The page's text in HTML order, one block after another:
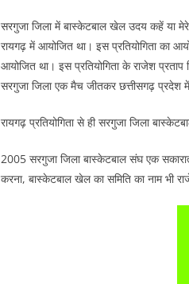
सरगुजा जिला में बास्केटबाल खेल उदय कहें या मेरे
रायगढ़ में आयोजित था। इस प्रतियोगिता का
आयोजित था। इस प्रतियोगिता के राजेश
सरगुजा जिला एक मैच जीतकर छत्तीसगढ़ प्रदेश
रायगढ़ प्रतियोगिता से ही सरगुजा जिला
2005 सरगुजा जिला बास्केटबाल संघ एक
करना, बास्केटबाल खेल का समिति का नाम भी